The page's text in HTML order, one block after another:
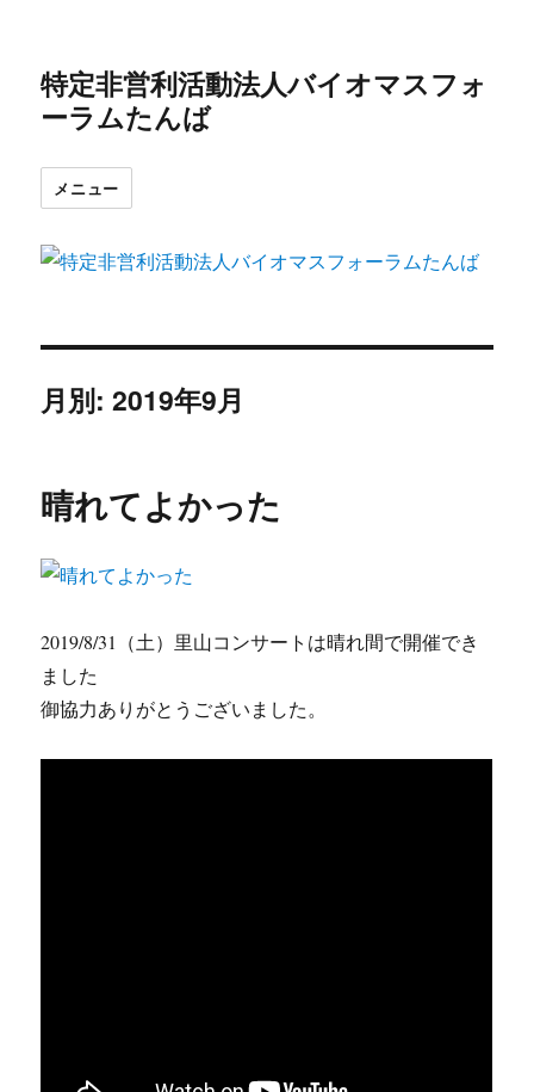
特定非営利活動法人バイオマスフォ
ーラムたんば
メニュー
月別: 2019年9月
晴れてよかった
2019/8/31（土）里山コンサートは晴れ間で開催でき
ました
御協力ありがとうございました。